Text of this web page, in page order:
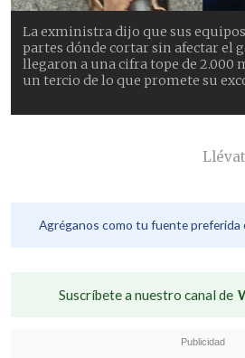
La exministra dijo que sus
partes dónde cortar sin afectar el
llegaron a una cifra tope de 2.000
un tercio de lo que promete su
Agréganos como tu fuente preferida
Suscríbete a nuestro canal de